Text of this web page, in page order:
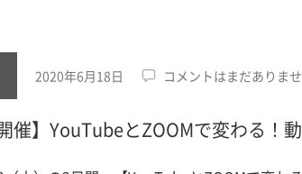
2020年6月18日 コメントはまだありま
催】YouTubeとZOOMで変わる！